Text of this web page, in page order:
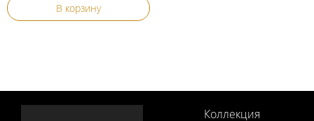
В корзину
Коллекция